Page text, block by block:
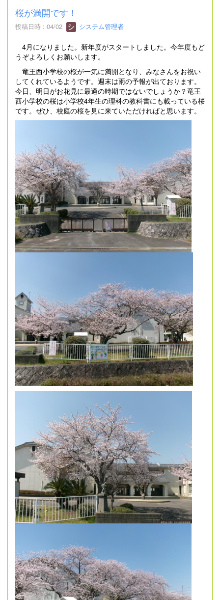
桜が満開です！
投稿日時 : 04/02 システム管理者
4月になりました。新年度がスタートしました。今年度もど
うぞよろしくお願いします。
竜王西小学校の桜が一気に満開となり、みなさんをお祝い
してくれているようです。週末は雨の予報が出ております。
今日、明日がお花見に最適の時期ではないでしょうか？竜王
西小学校の桜は小学校4年生の理科の教科書にも載っている桜
です。ぜひ、校庭の桜を見に来ていただければと思います。